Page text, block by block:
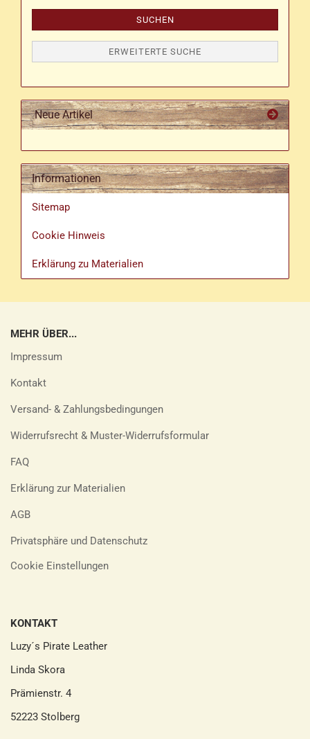
SUCHEN
ERWEITERTE SUCHE
Neue Artikel
Informationen
Sitemap
Cookie Hinweis
Erklärung zu Materialien
MEHR ÜBER...
Impressum
Kontakt
Versand- & Zahlungsbedingungen
Widerrufsrecht & Muster-Widerrufsformular
FAQ
Erklärung zur Materialien
AGB
Privatsphäre und Datenschutz
Cookie Einstellungen
KONTAKT
Luzy´s Pirate Leather
Linda Skora
Prämienstr. 4
52223 Stolberg